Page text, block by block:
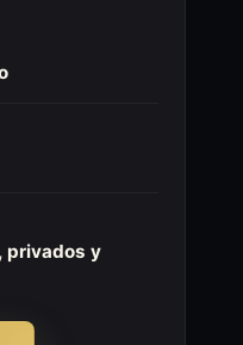
privados y